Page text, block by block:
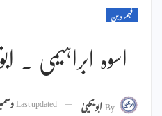
فہم دین
اسوہ ابراہیمی ۔
Byابویحییٰ Last updatedدسمبر